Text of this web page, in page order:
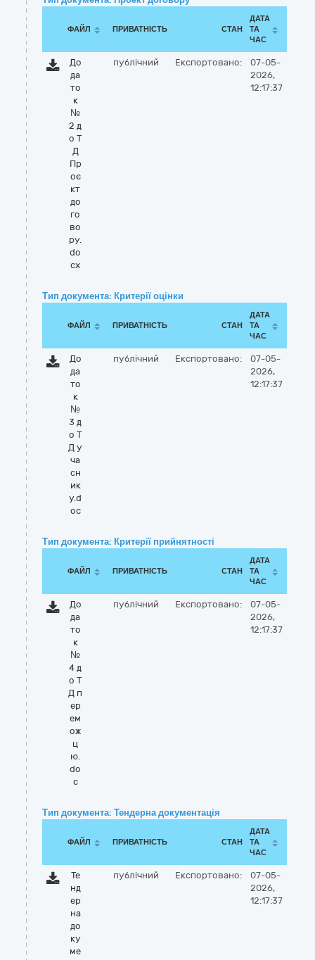
ФАЙЛ ПРИВАТНІСТЬ СТАН
ДАТА
ТА
ЧАС
До
да
то
к
№
2 д
о Т
Д
Пр
оє
кт
до
го
во
ру.
do
cx
публічний Експортовано:
07-05-
2026,
12:17:37
Тип документа: Критерії оцінки
ФАЙЛ ПРИВАТНІСТЬ СТАН
ДАТА
ТА
ЧАС
До
да
то
к
№
3 д
о Т
Д у
ча
сн
ик
у.d
oc
публічний Експортовано:
07-05-
2026,
12:17:37
Тип документа: Критерії прийнятності
ФАЙЛ ПРИВАТНІСТЬ СТАН
ДАТА
ТА
ЧАС
До
да
то
к
№
4 д
о Т
Д п
ер
ем
ож
ц
ю.
do
c
публічний Експортовано:
07-05-
2026,
12:17:37
Тип документа: Тендерна документація
ФАЙЛ ПРИВАТНІСТЬ СТАН
ДАТА
ТА
ЧАС
Те
нд
ер
на
до
ку
ме
публічний Експортовано:
07-05-
2026,
12:17:37